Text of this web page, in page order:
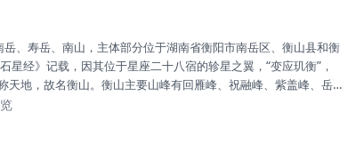
星经》记载，因其位于星座二十八宿的轸星之翼，“变应玑衡”，
天地，故名衡山。衡山主要山峰有回雁峰、祝融峰、紫盖峰、岳麓
米。衡山主体部分介于北纬27°4′—27°20′，东经112°34′—1